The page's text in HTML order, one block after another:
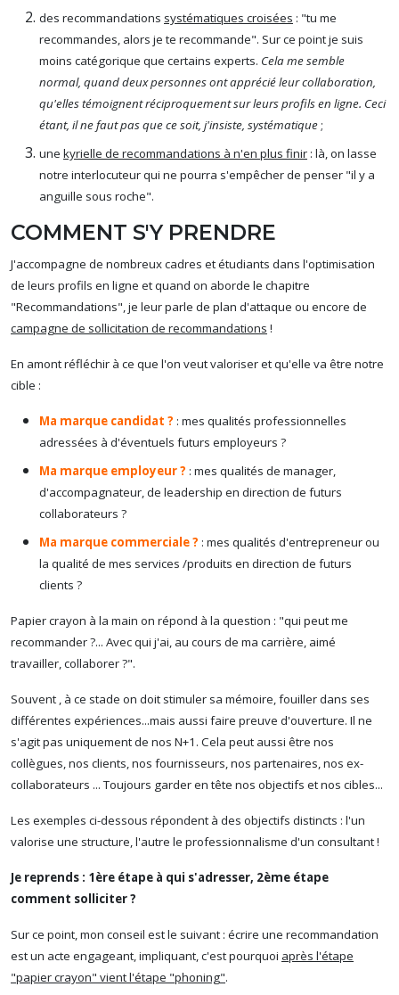
des recommandations systématiques croisées : "tu me
recommandes, alors je te recommande". Sur ce point je suis
moins catégorique que certains experts. Cela me semble
normal, quand deux personnes ont apprécié leur collaboration,
qu'elles témoignent réciproquement sur leurs profils en ligne. Ceci
étant, il ne faut pas que ce soit, j'insiste, systématique;
une kyrielle de recommandations à n'en plus finir : là, on lasse
notre interlocuteur qui ne pourra s'empêcher de penser "il y a
anguille sous roche".
COMMENT S'Y PRENDRE
J'accompagne de nombreux cadres et étudiants dans l'optimisation
de leurs profils en ligne et quand on aborde le chapitre
"Recommandations", je leur parle de plan d'attaque ou encore de
campagne de sollicitation de recommandations !
En amont réfléchir à ce que l'on veut valoriser et qu'elle va être notre
cible :
Ma marque candidat ? : mes qualités professionnelles
adressées à d'éventuels futurs employeurs ?
Ma marque employeur ? : mes qualités de manager,
d'accompagnateur, de leadership en direction de futurs
collaborateurs ?
Ma marque commerciale ? : mes qualités d'entrepreneur ou
la qualité de mes services /produits en direction de futurs
clients ?
Papier crayon à la main on répond à la question : "qui peut me
recommander ?... Avec qui j'ai, au cours de ma carrière, aimé
travailler, collaborer ?".
Souvent , à ce stade on doit stimuler sa mémoire, fouiller dans ses
différentes expériences...mais aussi faire preuve d'ouverture. Il ne
s'agit pas uniquement de nos N+1. Cela peut aussi être nos
collègues, nos clients, nos fournisseurs, nos partenaires, nos ex-
collaborateurs ... Toujours garder en tête nos objectifs et nos cibles...
Les exemples ci-dessous répondent à des objectifs distincts : l'un
valorise une structure, l'autre le professionnalisme d'un consultant !
Je reprends : 1ère étape à qui s'adresser, 2ème étape
comment solliciter ?
Sur ce point, mon conseil est le suivant : écrire une recommandation
est un acte engageant, impliquant, c'est pourquoi après l'étape
"papier crayon" vient l'étape "phoning".